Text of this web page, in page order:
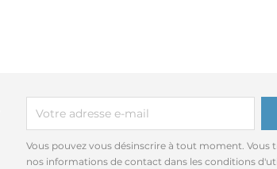
Vous pouvez vous désinscrire à tout moment. Vous
nos informations de contact dans les conditions